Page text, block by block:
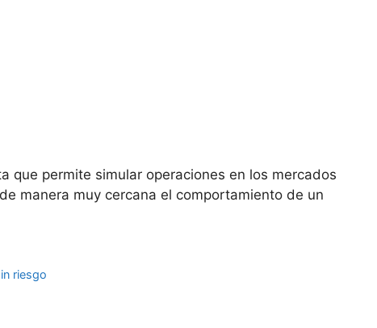
que permite simular operaciones en los mercados
manera muy cercana el comportamiento de un
riesgo